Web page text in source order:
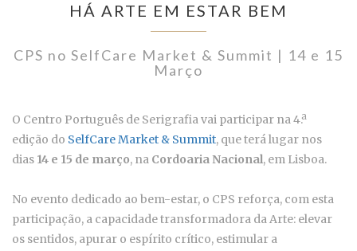
HÁ ARTE EM ESTAR BEM
CPS no SelfCare Market & Summit | 14 e 15
Março
O Centro Português de Serigrafia vai participar na 4.ª
edição do SelfCare Market & Summit, que terá lugar nos
dias 14 e 15 de março, na Cordoaria Nacional, em Lisboa.
No evento dedicado ao bem-estar, o CPS reforça, com esta
participação, a capacidade transformadora da Arte: elevar
os sentidos, apurar o espírito crítico, estimular a